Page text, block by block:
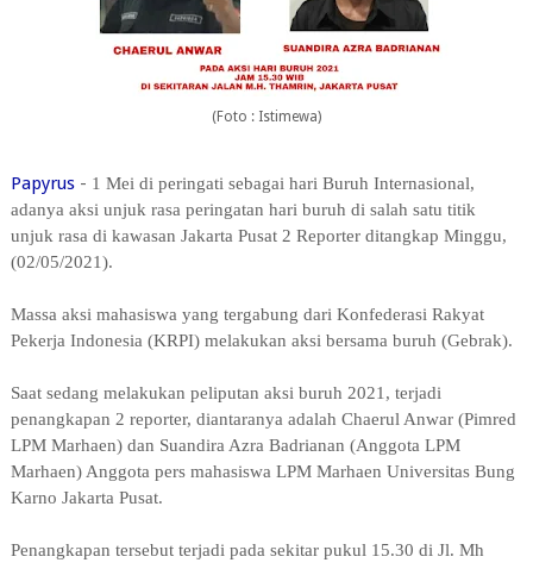
(Foto : Istimewa)
Papyrus- 1 Mei di peringati sebagai hari Buruh Internasional,
adanya aksi unjuk rasa peringatan hari buruh di salah satu titik
unjuk rasa di kawasan Jakarta Pusat 2 Reporter ditangkap Minggu,
(02/05/2021).
Massa aksi mahasiswa yang tergabung dari Konfederasi Rakyat
Pekerja Indonesia (KRPI) melakukan aksi bersama buruh (Gebrak).
Saat sedang melakukan peliputan aksi buruh 2021, terjadi
penangkapan 2 reporter, diantaranya adalah Chaerul Anwar (Pimred
LPM Marhaen) dan Suandira Azra Badrianan (Anggota LPM
Marhaen) Anggota pers mahasiswa LPM Marhaen Universitas Bung
Karno Jakarta Pusat.
Penangkapan tersebut terjadi pada sekitar pukul 15.30 di Jl. Mh